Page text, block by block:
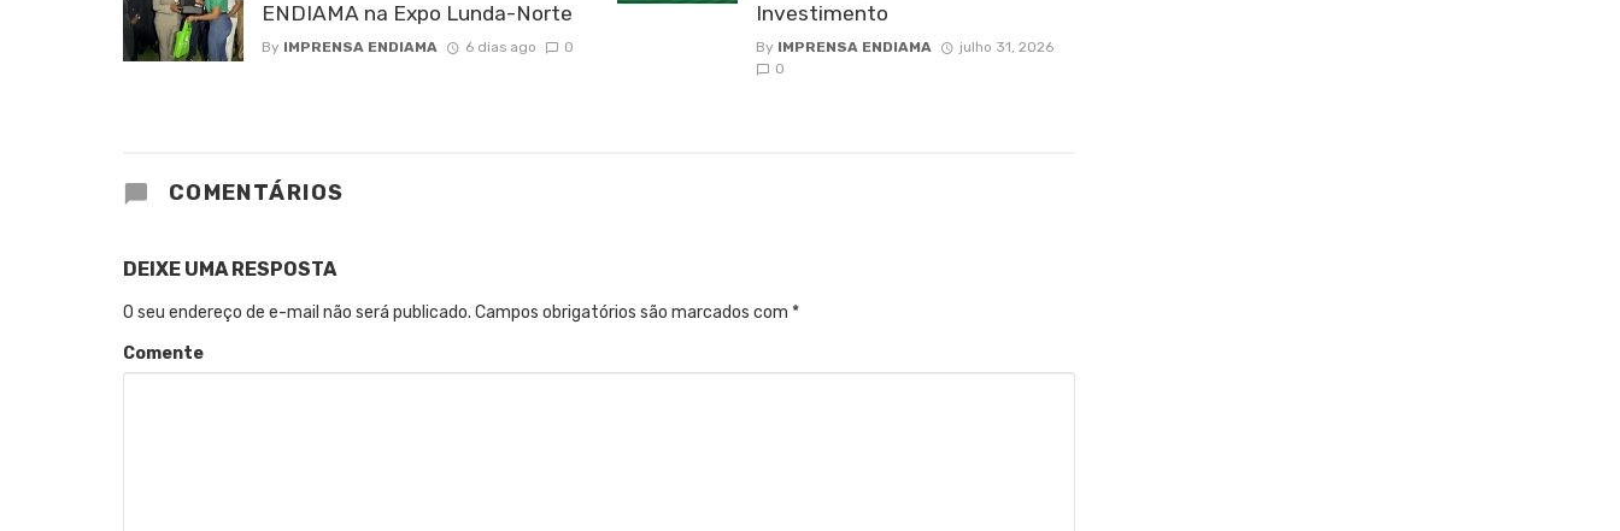
ENDIAMA na Expo Lunda-Norte
By IMPRENSA ENDIAMA 6 dias ago 0
Investimento
By IMPRENSA ENDIAMA
julho 31, 2026
0
COMENTÁRIOS
DEIXE UMA RESPOSTA
O seu endereço de e-mail não será publicado. Campos obrigatórios são marcados com *
Comente